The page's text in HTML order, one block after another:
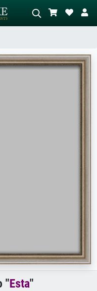
Recherche d'images IA
la scène – ex. prairie verte,
"Esta"